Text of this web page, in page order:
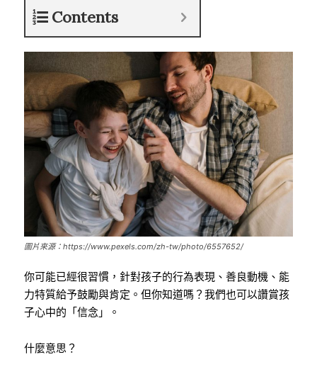
Contents
圖片來源：https://www.pexels.com/zh-tw/photo/6557652/
你可能已經很習慣，針對孩子的行為表現、善良動機、能
力特質給予鼓勵與肯定。但你知道嗎？我們也可以讚賞孩
子心中的「信念」。
什麼意思？